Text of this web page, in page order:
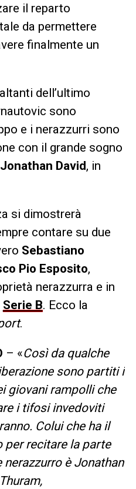
il reparto
da permettere
finalmente un
dell’ultimo
sono
e i nerazzurri sono
con il grande sogno
Jonathan David, in
si dimostrerà
contare su due
Sebastiano
Pio Esposito,
nerazzurra e in
Serie B. Ecco la
.
– «Così da qualche
sono partiti i
giovani rampolli che
i tifosi invedoviti
Colui che ha il
per recitare la parte
è Jonathan